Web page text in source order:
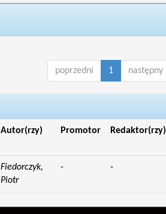
poprzedni 1 następny
Autor(rzy) Promotor Redaktor(rzy)
Fiedorczyk,
Piotr
- -